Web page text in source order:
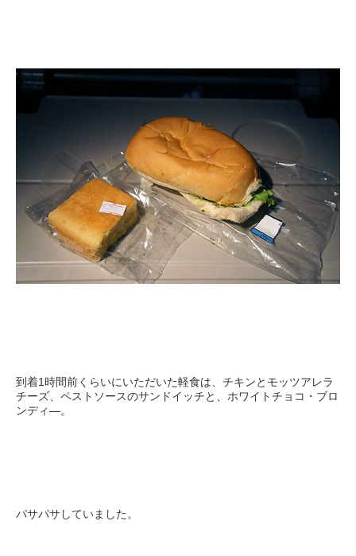
到着1時間前くらいにいただいた軽食は、チキンとモッツアレラ
チーズ、ペストソースのサンドイッチと、ホワイトチョコ・ブロ
ンディ―。
パサパサしていました。